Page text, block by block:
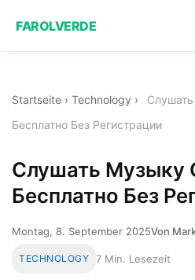
FAROLVERDE
Startseite › Technology ›
Бесплатно Без Регистрации
Слушать Музыку
Бесплатно Без
Montag, 8. September 2025Von
TECHNOLOGY 7 Min. Lesezeit